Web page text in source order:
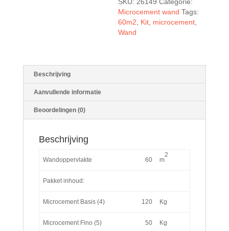
Microcement wand Tags:
60m2
Kit microcement
Wand
Beschrijving
Aanvullende informatie
Beoordelingen (0)
Beschrijving
Wandoppervlakte 60 m
2
Pakket inhoud:
Microcement Basis (4) 120 Kg
Microcement Fino (5) 50 Kg